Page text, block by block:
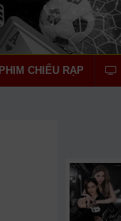
PHIM CHIẾU RẠP